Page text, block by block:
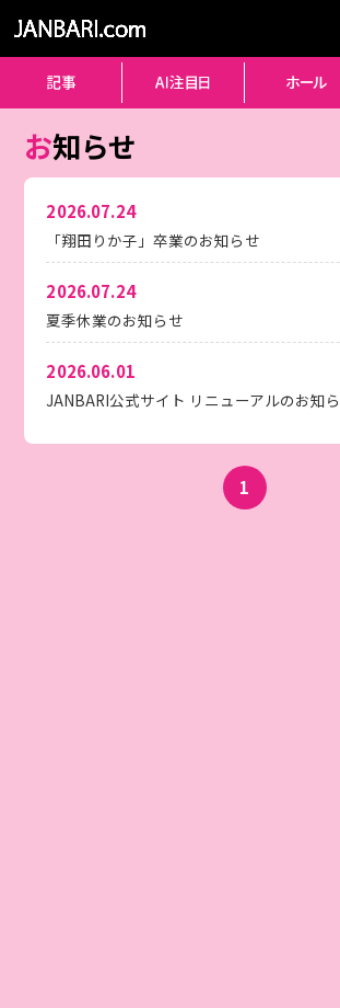
お知らせ
2026.07.24
「翔田りか子」卒業のお知らせ
2026.07.24
夏季休業のお知らせ
2026.06.01
JANBARI公式サイト リニューアルのお知
1